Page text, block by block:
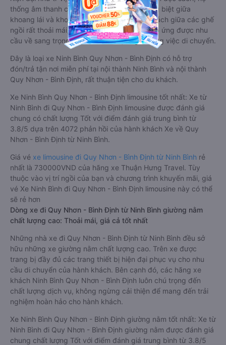
thống âm thanh cao cấp. Có vách ngăn riêng biệt giữa
khoang lái và khoang hành khách. Khoảng cách giữa các ghế
ngồi rất thoải mái, không nhồi nhét. Luôn đáp ứng được nhu
cầu về sang trọng, thoải mái và tiện nghi trong việc di chuyển.
Đây là loại xe Ninh Bình Quy Nhơn - Bình Định có hỗ trợ
đón/trả tận nơi miễn phí tại nội thành Ninh Bình và nội thành
Quy Nhơn - Bình Định, rất thuận tiện cho du khách.
Xe Ninh Bình Quy Nhơn - Bình Định limousine tốt nhất: Xe từ
Ninh Bình đi Quy Nhơn - Bình Định limousine được đánh giá
chung có chất lượng Tốt với điểm đánh giá trung bình từ
3.8/5 dựa trên 4072 phản hồi của hành khách Xe về Quy
Nhơn - Bình Định từ Ninh Bình.
Giá vé xe limousine đi Quy Nhơn - Bình Định từ Ninh Bình rẻ
nhất là 730000VND của hãng xe Thuận Hưng Travel. Tùy
thuộc vào vị trí ngồi của bạn và chương trình khuyến mãi, giá
vé Xe Ninh Bình đi Quy Nhơn - Bình Định limousine này có thể
sẽ rẻ hơn
Dòng xe đi Quy Nhơn - Bình Định từ Ninh Bình giường nằm
chất lượng cao: Thoải mái, giá cả tốt nhất
Những nhà xe đi Quy Nhơn - Bình Định từ Ninh Bình đều sở
hữu những xe giường nằm chất lượng cao. Trên xe được
trang bị đầy đủ các trang thiết bị hiện đại phục vụ cho nhu
cầu di chuyển của hành khách. Bên cạnh đó, các hãng xe
khách Ninh Bình Quy Nhơn - Bình Định luôn chú trọng đến
chất lượng dịch vụ, không ngừng cải thiện để mang đến trải
nghiệm hoàn hảo cho hành khách.
Xe Ninh Bình Quy Nhơn - Bình Định giường nằm tốt nhất: Xe từ
Ninh Bình đi Quy Nhơn - Bình Định giường nằm được đánh giá
chung chất lượng Tốt với điểm đánh giá trung bình từ 3.8/5